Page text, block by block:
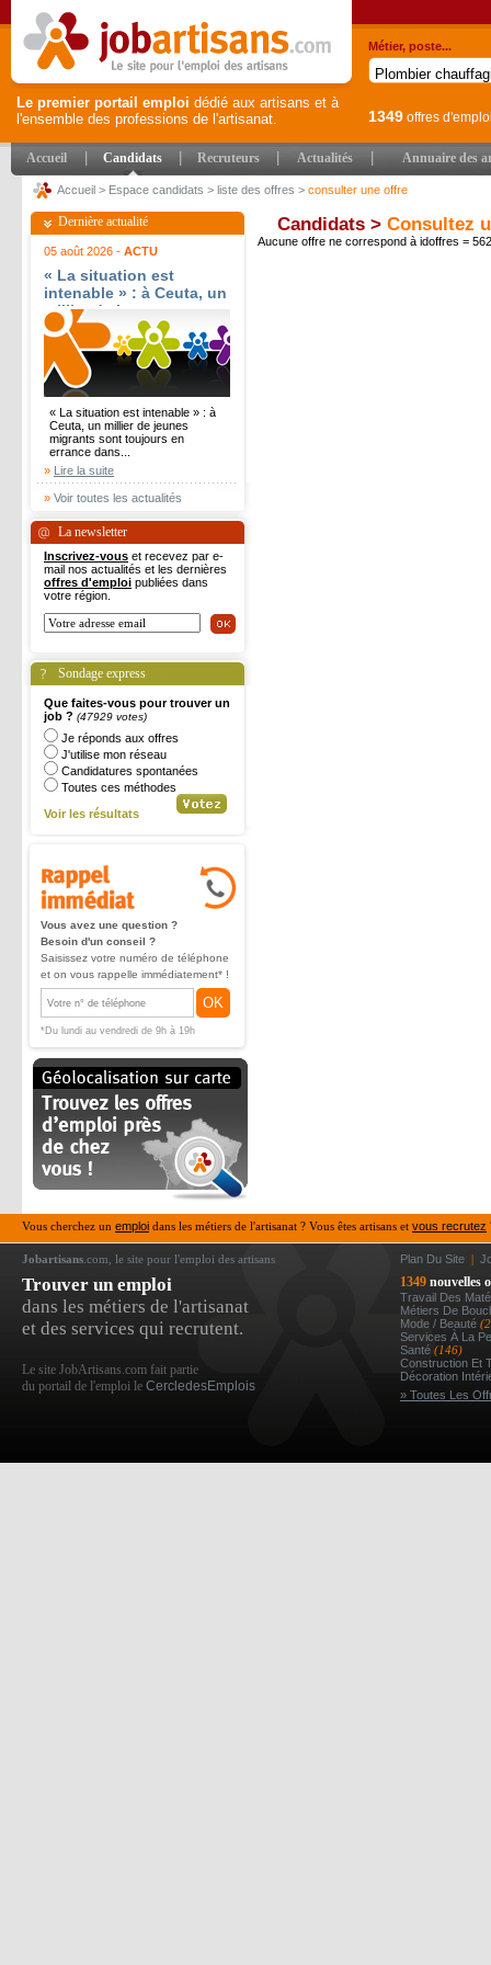
Le premier portail emploi dédié aux artisans et à
l'ensemble des professions de l'artisanat.
Métier, poste...
1349 offres
Accueil Candidats Recruteurs Actualités Annuaire des
Accueil > Espace candidats > liste des offres > consulter une offre
Dernière actualité
05 août 2026 - ACTU
« La situation est
intenable » : à Ceuta, un
millier de jeunes
migrants sont toujours
en errance dans l?
enclave - Ouest-France
« La situation est intenable » : à
Ceuta, un millier de jeunes
migrants sont toujours en
errance dans...
» Lire la suite
» Voir toutes les actualités
La newsletter
Inscrivez-vous et recevez par e-
mail nos actualités et les dernières
offres d'emploi publiées dans
votre région.
Sondage express
Que faites-vous pour trouver un
job ? (47929 votes)
Je réponds aux offres
J'utilise mon réseau
Candidatures spontanées
Toutes ces méthodes
Voir les résultats
Vous avez une question ?
Besoin d'un conseil ?
Saisissez votre numéro de téléphone
et on vous rappelle immédiatement* !
OK
*Du lundi au vendredi de 9h à 19h
Candidats > Consultez
Aucune offre ne correspond à idoffres =
Vous cherchez un emploi dans les métiers de l'artisanat ? Vous êtes artisans et vous recrutez
Jobartisans .com, le site pour l'emploi des artisans Plan Du Site |
Trouver un emploi
dans les métiers de l'artisanat
et des services qui recrutent.
Le site JobArtisans.com fait partie
du portail de l'emploi le CercledesEmplois
1349 nouvelles
Travail Des
Métiers De
Mode / Beauté
Services À La
Santé (146)
Construction Et
Décoration
» Toutes Les